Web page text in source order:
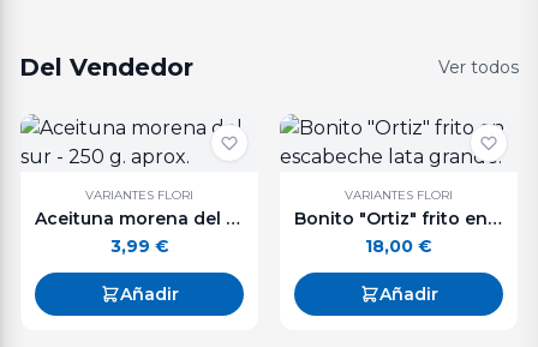
Del Vendedor Ver todos
VARIANTES FLORI
Aceituna morena del sur - 250 g. aprox.
3,99 €
Añadir
VARIANTES FLORI
Bonito "Ortiz" frito en escabeche lata grande.
18,00 €
Añadir